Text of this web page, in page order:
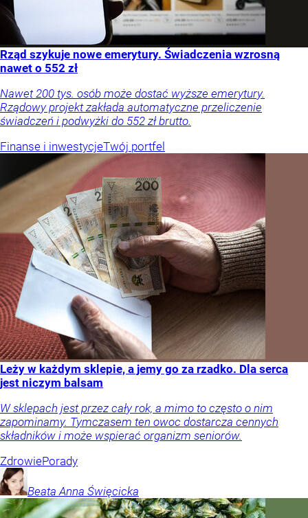
Rząd szykuje nowe emerytury. Świadczenia wzrosną
nawet o 552 zł
Nawet 200 tys. osób może dostać wyższe emerytury.
Rządowy projekt zakłada automatyczne przeliczenie
świadczeń i podwyżki do 552 zł brutto.
Finanse i inwestycjeTwój portfel
Leży w każdym sklepie, a jemy go za rzadko. Dla serca
jest niczym balsam
W sklepach jest przez cały rok, a mimo to często o nim
zapominamy. Tymczasem ten owoc dostarcza cennych
składników i może wspierać organizm seniorów.
ZdrowiePorady
Beata Anna Święcicka